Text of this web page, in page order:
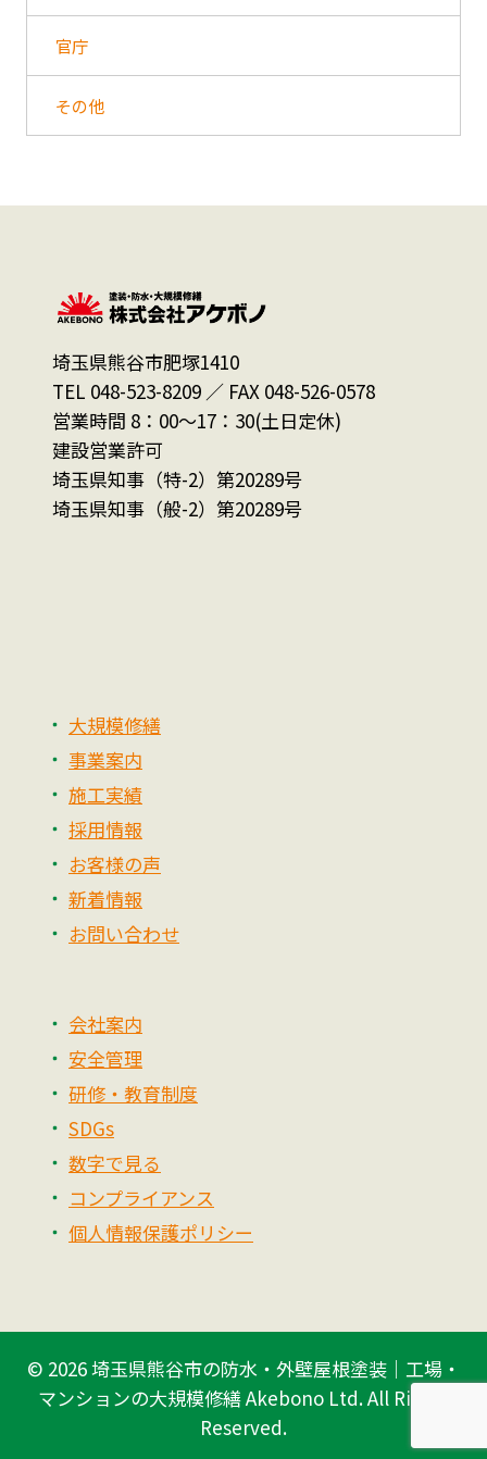
官庁
その他
埼玉県熊谷市肥塚1410
TEL 048-523-8209 ／ FAX 048-526-0578
営業時間 8：00～17：30(土日定休)
建設営業許可
埼玉県知事（特-2）第20289号
埼玉県知事（般-2）第20289号
大規模修繕
事業案内
施工実績
採用情報
お客様の声
新着情報
お問い合わせ
会社案内
安全管理
研修・教育制度
SDGs
数字で見る
コンプライアンス
個人情報保護ポリシー
© 2026埼玉県熊谷市の防水・外壁屋根塗装｜工場・
マンションの大規模修繕 Akebono Ltd.All Rights
Reserved.